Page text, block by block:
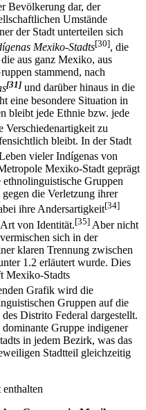
Mexiko einen Sonderfall in
Bevölkerung dar, der
Umstände
der Stadt unterteilen sich
Mexiko-Stadts [30], die
aus ganz Mexiko, aus
stammend, nach
[31]und darüber hinaus in die
eine besondere Situation in
bleibt jede Ethnie bzw. jede
Verschiedenartigkeit zu
bleibt. In der Stadt
vieler Indígenas von
Mexiko-Stadt geprägt
Gruppen
die Verletzung ihrer
ihre Andersartigkeit
Art von Identität.[35]Aber nicht
sich in der
klaren Trennung zwischen
1.2 erläutert wurde. Dies
Mexiko-Stadts
Grafik wird die
Gruppen auf die
Distrito Federal dargestellt.
Gruppe indigener
in jedem Bezirk, was das
Stadtteil gleichzeitig